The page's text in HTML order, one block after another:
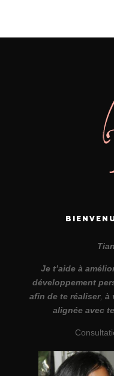
Je t’aide à
développement
afin de te réaliser, à
alignée avec